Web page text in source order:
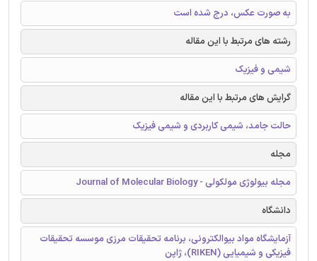
به صورت عکس، درج شده است
رشته های مرتبط با این مقاله
شیمی و فیزیک
گرایش های مرتبط با این مقاله
حالت جامد، شیمی کاربردی و شیمی فیزیک
مجله
مجله بیولوژی مولکولی - Journal of Molecular Biology
دانشگاه
آزمایشگاه مواد بیوالکترونی، برنامه تحقیقات مرزی موسسه تحقیقات
فیزیکی و شیمیایی (RIKEN)، ژاپن